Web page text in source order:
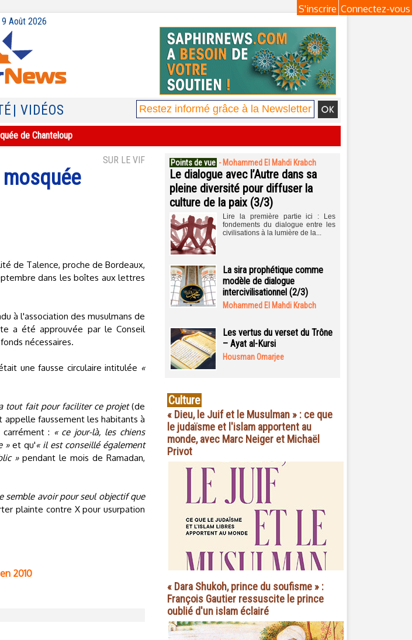
Connectez-vous
S'inscrire
Août 2026
| VIDÉOS
de Chanteloup
SUR LE VIF
de Talence, proche de Bordeaux,
dans les boîtes aux lettres
à l'association des musulmans de
a été approuvée par le Conseil
nécessaires.
une fausse circulaire intitulée «
tout fait pour faciliter ce projet(de
faussement les habitants à
: « ce jour-là, les chiens
»et qu'« il est conseillé également
»pendant le mois de Ramadan,
semble avoir pour seul objectif que
plainte contre X pour usurpation
2010
Points de vue - Mohammed El Mahdi Krabch
Le dialogue avec l’Autre dans sa
pleine diversité pour diffuser la
culture de la paix (3/3)
Lire la première partie ici : Les
fondements du dialogue entre les
civilisations à la lumière de la...
La sira prophétique comme
modèle de dialogue
intercivilisationnel (2/3)
Mohammed El Mahdi Krabch
Les vertus du verset du Trône
– Ayat al-Kursi
Housman Omarjee
Culture
« Dieu, le Juif et le Musulman » : ce que
le judaïsme et l'islam apportent au
monde, avec Marc Neiger et Michaël
Privot
« Dara Shukoh, prince du soufisme » :
François Gautier ressuscite le prince
oublié d'un islam éclairé